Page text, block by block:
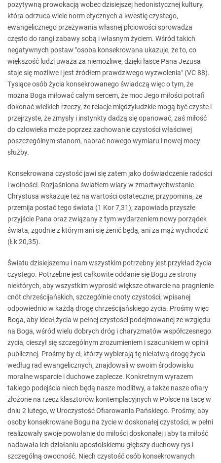
pozytywną prowokacją wobec dzisiejszej hedonistycznej kultury,
która odrzuca wiele norm etycznych a kwestię czystego,
ewangelicznego przeżywania własnej płciowości sprowadza
często do rangi zabawy sobą i własnym życiem. Wśród takich
negatywnych postaw "osoba konsekrowana ukazuje, że to, co
większość ludzi uważa za niemożliwe, dzięki łasce Pana Jezusa
staje się możliwe i jest źródłem prawdziwego wyzwolenia" (VC 88).
Tysiące osób życia konsekrowanego świadczą więc o tym, że
można Boga miłować całym sercem, że moc Jego miłości potrafi
dokonać wielkich rzeczy, że relacje międzyludzkie mogą być czyste i
przejrzyste, że zmysły i instynkty dadzą się opanować, zaś miłość
do człowieka może poprzez zachowanie czystości właściwej
poszczególnym stanom, nabrać nowego wymiaru i nowej mocy
służby.
Konsekrowana czystość jawi się zatem jako doświadczenie radości
i wolności. Rozjaśniona światłem wiary w zmartwychwstanie
Chrystusa wskazuje też na wartości ostateczne; przypomina, że
przemija postać tego świata (1 Kor 7,31); zapowiada przyszłe
przyjście Pana oraz związany z tym wydarzeniem nowy porządek
świata, zgodnie z którym ani się żenić będą, ani za mąż wychodzić
(Łk 20,35).
Światu dzisiejszemu i nam wszystkim potrzebny jest przykład życia
czystego. Potrzebne jest całkowite oddanie się Bogu ze strony
niektórych, aby wszystkim wyprosić większe otwarcie na pragnienie
cnót chrześcijańskich, szczególnie cnoty czystości, wpisanej
odpowiednio w każdą drogę chrześcijańskiego życia. Prośmy więc
Boga, aby ideał życia w pełnej czystości podejmowanej ze względu
na Boga, wśród wielu dobrych dróg i charyzmatów współczesnego
życia, cieszył się szczególnym zrozumieniem i szacunkiem w opinii
publicznej. Prośmy by ci, którzy wybierają tę niełatwą drogę życia
według rad ewangelicznych, znajdowali w swoim środowisku
moralne wsparcie i duchowe zaplecze. Konkretnym wyrazem
takiego podejścia niech będą nasze modlitwy, a także nasze ofiary
złożone na rzecz klasztorów kontemplacyjnych w Polsce na tacę w
dniu 2 lutego, w Uroczystość Ofiarowania Pańskiego. Prośmy, aby
osoby konsekrowane Bogu na życie w doskonałej czystości, w pełni
realizowały swoje powołanie do miłości doskonałej i aby ta miłość
nadawała ich działaniu apostolskiemu głębszy duchowy rys i
szczególną owocność. Niech czystość osób konsekrowanych